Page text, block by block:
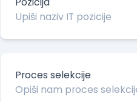
Proces selekcije